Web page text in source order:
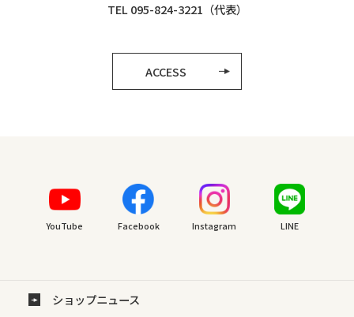
TEL 095-824-3221（代表）
ACCESS
YouTube Facebook Instagram LINE
ショップニュース